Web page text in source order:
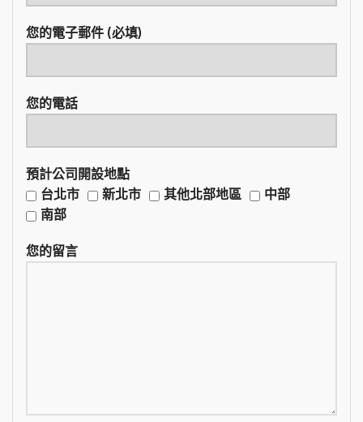
您的電子郵件 (必填)
您的電話
預計公司開設地點
台北市
新北市 其他北部地區
中部
南部
您的留言